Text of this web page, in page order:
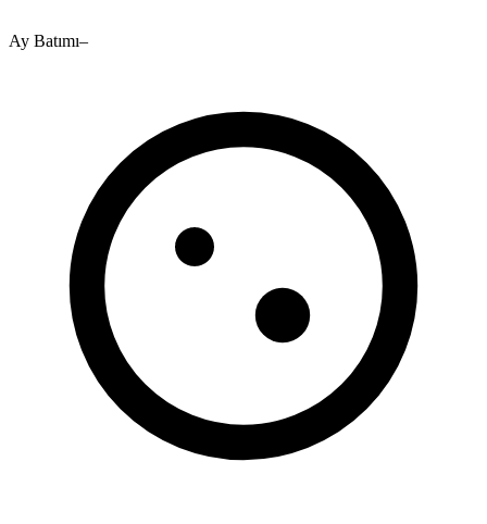
Ay Batımı–